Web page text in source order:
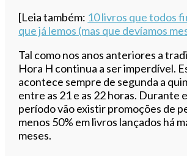
[Leia também: 10 livros que todos
que já lemos (mas que devíamos
Tal como nos anos anteriores a
Hora H continua a ser imperdível.
acontece sempre de segunda a
entre as 21 e as 22 horas. Durante
período vão existir promoções de
menos 50% em livros lançados há
meses.